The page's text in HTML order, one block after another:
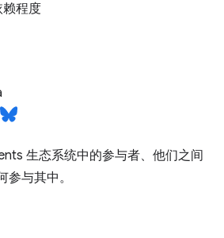
赖程度
生态系统中的参与者、他们之间
与其中。